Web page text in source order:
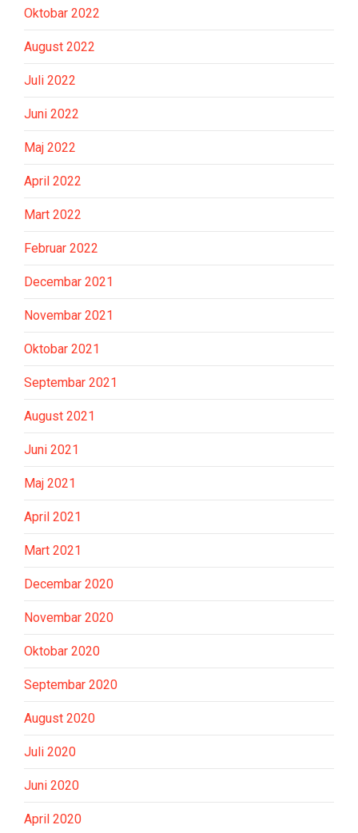
Oktobar 2022
August 2022
Juli 2022
Juni 2022
Maj 2022
April 2022
Mart 2022
Februar 2022
Decembar 2021
Novembar 2021
Oktobar 2021
Septembar 2021
August 2021
Juni 2021
Maj 2021
April 2021
Mart 2021
Decembar 2020
Novembar 2020
Oktobar 2020
Septembar 2020
August 2020
Juli 2020
Juni 2020
April 2020